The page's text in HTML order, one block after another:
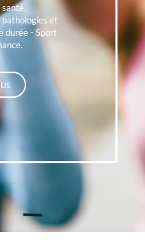
et
durée - Sport